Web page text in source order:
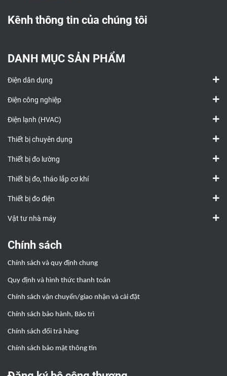
Kênh thông tin của chúng tôi
DANH MỤC SẢN PHẨM
Điện dân dụng
Điện công nghiệp
Điện lạnh (HVAC)
Thiết bị chuyên dụng
Thiết bị đo lường
Thiết bị đo, tháo lắp cơ khí
Thiết bị đo điện
Vật tư nhà máy
Chính sách
Chính sách và quy định chung
Quy định và hình thức thanh toán
Chính sách vận chuyển/giao nhận và cài đặt
Chính sách bảo hành, Bảo trì
Chính sách đổi trả hàng
Chính sách bảo mật thông tin